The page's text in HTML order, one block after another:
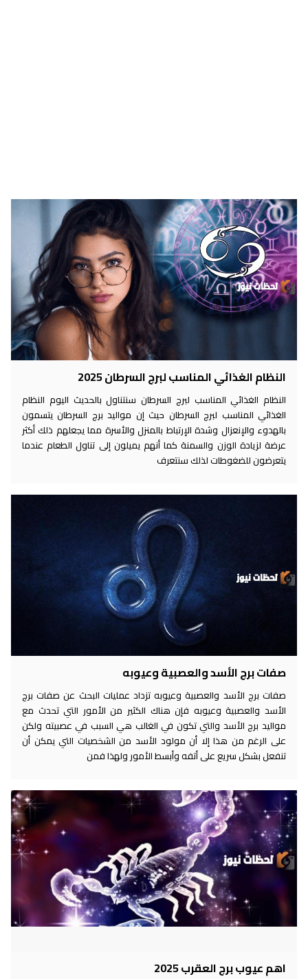
النظام الغذائي المناسب لبرج السرطان 2025
النظام الغذائي المناسب لبرج السرطان سنتناول بالحديث اليوم النظام
الغذائي المناسب لبرج السرطان حيث إن مواليد برج السرطان يتسمون
بالهدوء والإنعزال وشدة الإرتباط بالمنزل والأسرة مما يجعلهم ذلك أكثر
عرضة لزيادة الوزن والسمنة كما أنهم يميلون إلى تناول الطعام عندما
يتعرضون للضغوطات لذلك سنتعرف
صفات برج الأسد والعصبية وعيوبه
صفات برج الأسد والعصبية وعيوبه تزداد عمليات البحث عن صفات برج
الأسد والعصبية وعيوبه فإن هناك الكثير من الأمور التي تحدث مع
مواليد برج الأسد والتي تكون في الغالب هي السبب في عصبيته ولكن
على الرغم من هذا إلا أن مولود الأسد من الشخصيات التي يمكن أن
تنفعل بشكل سريع على أتفه وأبسط الأمور ولهذا فمن
اهم عيوب برج العقرب 2025